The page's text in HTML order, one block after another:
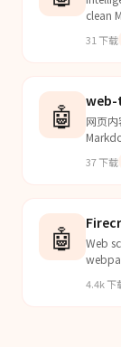
clean
th...
31 下载
🤖
网页
下载网
功。...
37下载
🤖
Web
a
4.4k下